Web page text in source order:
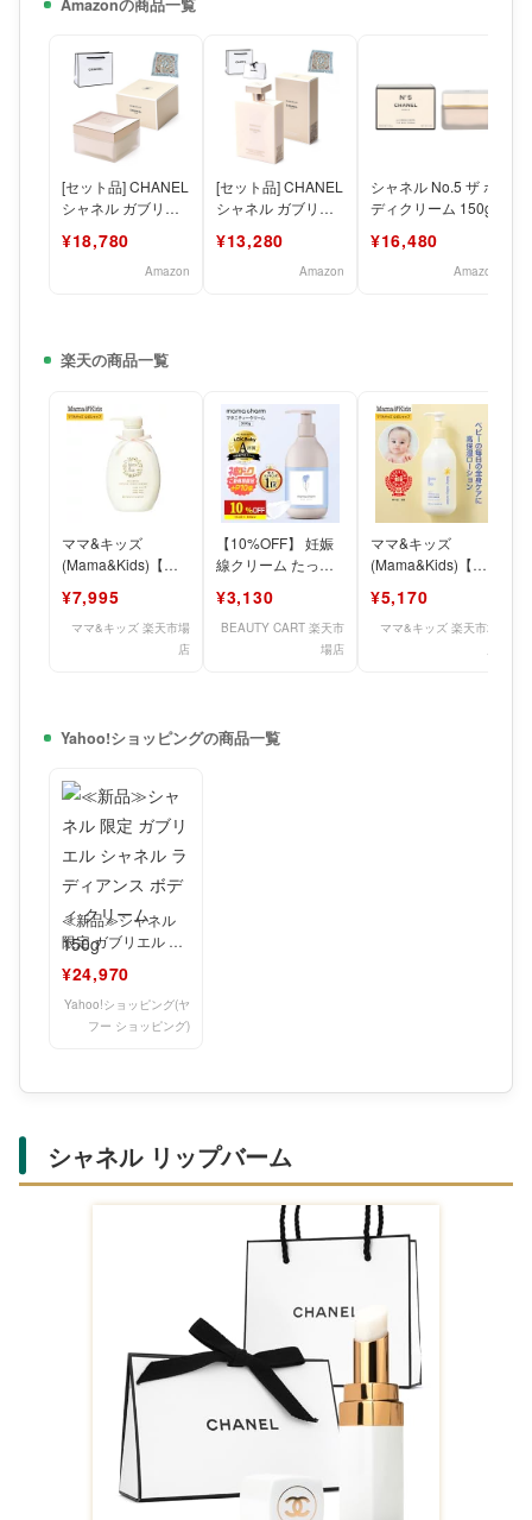
Amazonの商品一覧
[セット品] CHANEL
シャネル ガブリエ
クリーム 1
¥18,780
Amazon
[セット品] CHANEL
シャネル ガブリエ
ローション
¥13,280
Amazon
シャネル No.5 ザ ボ
ディクリーム 150g
¥16,480
Amazon
楽天の商品一覧
ママ&キッズ
(Mama&Kids)【公
ククリーム 470g
¥7,995
ママ&キッズ 楽天市場
店
【10%OFF】 妊娠
線クリーム たっぷ
れ クリーム 妊
¥3,130
BEAUTY CART 楽天市
場店
ママ&キッズ
(Mama&Kids)【公
ーローション お得
用
¥5,170
ママ&キッズ 楽天市場
Yahoo!ショッピングの商品一覧
≪新品≫シャネル
限定 ガブリエル シ
ス ボディ クリーム
1
¥24,970
Yahoo!ショッピング(ヤ
フー ショッピング)
シャネル リップバーム